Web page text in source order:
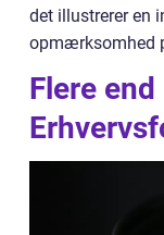
det illustrerer en
opmærksomhed
Flere